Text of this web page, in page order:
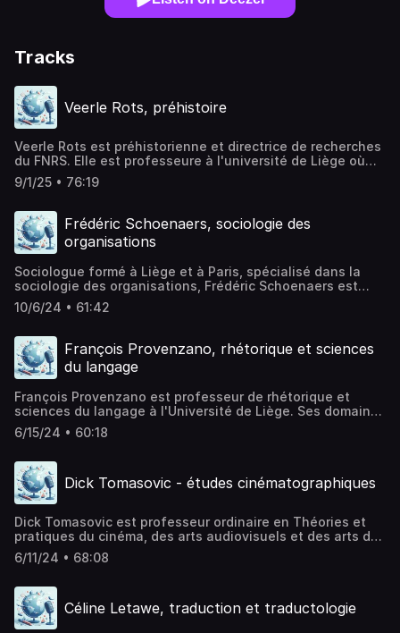
Tracks
Veerle Rots, préhistoire
Veerle Rots est préhistorienne et directrice de recherches
du FNRS. Elle est professeure à l'université de Liège où
elle dirige le centre de recherche TraceoLab, spécialisé en
tracéologie préhistorique. Hébergé par Acast. Visitez
9/1/25 • 76:19
Frédéric Schoenaers, sociologie des
organisations
Sociologue formé à Liège et à Paris, spécialisé dans la
sociologie des organisations, Frédéric Schoenaers est
professeur ordinaire à la Faculté des sciences sociales et
Vice-Recteur à l'enseignement et à la vie étudiante de
acast.com/privacy pour plus d'informations.
10/6/24 • 61:42
François Provenzano, rhétorique et sciences
du langage
François Provenzano est professeur de rhétorique et
sciences du langage à l'Université de Liège. Ses domaines
de spécialisation sont la rhétorique des discours
théoriques et l'histoire sociale des discours. Hébergé par
6/15/24 • 60:18
Dick Tomasovic - études cinématographiques
Dick Tomasovic est professeur ordinaire en Théories et
pratiques du cinéma, des arts audiovisuels et des arts du
spectacle à l’Université de Liège. Hébergé par Acast.
Visitez acast.com/privacy pour plus d'informations.
6/11/24 • 68:08
Céline Letawe, traduction et traductologie